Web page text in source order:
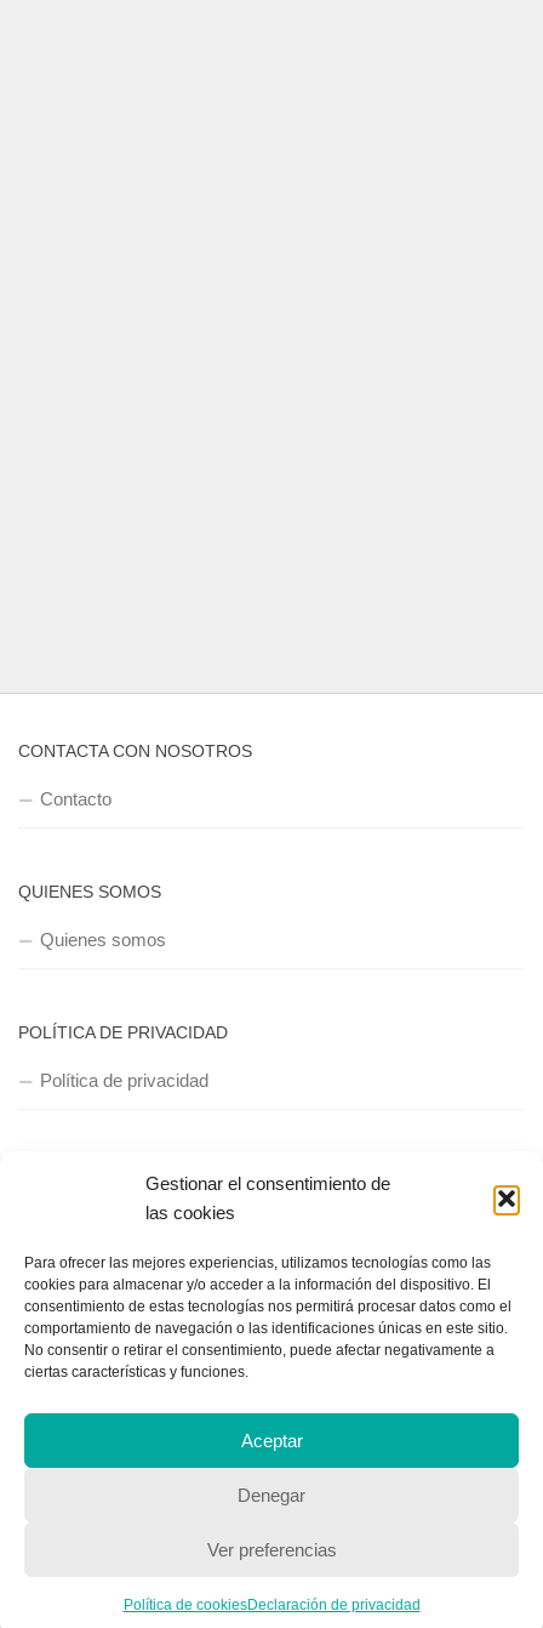
Gestionar el consentimiento de
las cookies
Para ofrecer las mejores experiencias, utilizamos tecnologías como las
cookies para almacenar y/o acceder a la información del dispositivo. El
consentimiento de estas tecnologías nos permitirá procesar datos como el
comportamiento de navegación o las identificaciones únicas en este sitio.
No consentir o retirar el consentimiento, puede afectar negativamente a
ciertas características y funciones.
Aceptar
Denegar
Ver preferencias
Política de cookiesDeclaración de privacidad
CONTACTA CON NOSOTROS
Contacto
QUIENES SOMOS
Quienes somos
POLÍTICA DE PRIVACIDAD
Política de privacidad
Copyright © 2018, Equipo IIColumnas